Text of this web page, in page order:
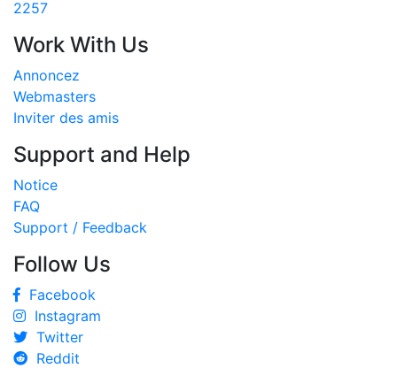
2257
Work With Us
Annoncez
Webmasters
Inviter des amis
Support and Help
Notice
FAQ
Support / Feedback
Follow Us
Facebook
Instagram
Twitter
Reddit